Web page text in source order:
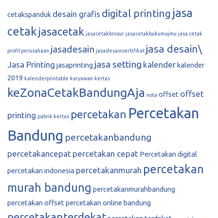
cetakspanduk desain grafis digital printing jasa
cetak jasacetak jasacetakbrosur jasacetakbukumajmu jasa cetak
profil perusahaan jasadesain jasadesainsertifikat jasa desain\
Jasa Printing jasaprinting jasa setting kalender kalender
2019 kalenderprintable karyawan kertas
keZonaCetakBandungAja nota offset offset
printing pabrik kertas percetakan Percetakan
Bandung percetakanbandung
percetakancepat percetakan cepat Percetakan digital
percetakan indonesia percetakanmurah percetakan
murah bandung percetakanmurahbandung
percetakan offset percetakan online bandung